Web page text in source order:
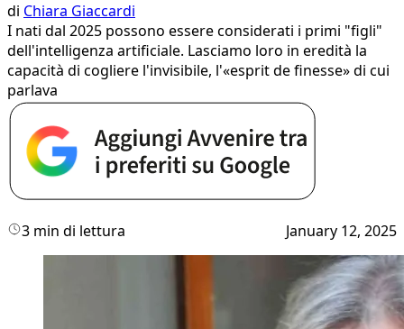
di Chiara Giaccardi
I nati dal 2025 possono essere considerati i primi "figli"
dell'intelligenza artificiale. Lasciamo loro in eredità la
capacità di cogliere l'invisibile, l'«esprit de finesse» di cui
parlava
3 min di lettura January 12, 2025